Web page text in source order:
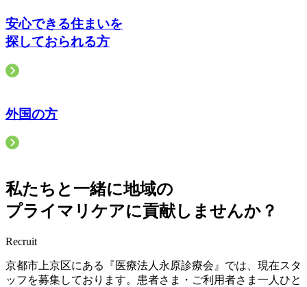
安心できる住まいを
探しておられる方
外国の方
私たちと一緒に地域の
プライマリケアに貢献しませんか？
Recruit
京都市上京区にある『医療法人永原診療会』では、現在スタ
ッフを募集しております。患者さま・ご利用者さま一人ひと